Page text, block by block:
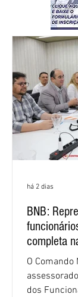
BNB:
completa
O
dos
há 2 dias